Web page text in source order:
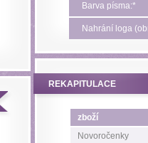
Barva písma:*
Nahrání loga
REKAPITULACE
zboží
Novoročenky